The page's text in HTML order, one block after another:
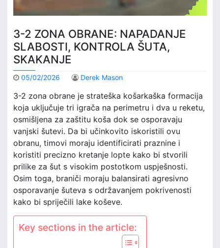
3-2 ZONA OBRANE: NAPADANJE
SLABOSTI, KONTROLA ŠUTA,
SKAKANJE
05/02/2026 Derek Mason
3-2 zona obrane je strateška košarkaška formacija
koja uključuje tri igrača na perimetru i dva u reketu,
osmišljena za zaštitu koša dok se osporavaju
vanjski šutevi. Da bi učinkovito iskoristili ovu
obranu, timovi moraju identificirati praznine i
koristiti precizno kretanje lopte kako bi stvorili
prilike za šut s visokim postotkom uspješnosti.
Osim toga, braniči moraju balansirati agresivno
osporavanje šuteva s održavanjem pokrivenosti
kako bi spriječili lake koševe.
Key sections in the article: